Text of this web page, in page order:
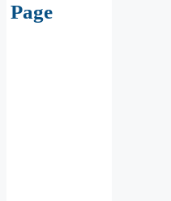
Page